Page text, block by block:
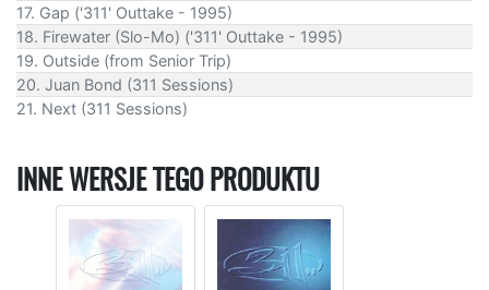
17. Gap ('311' Outtake - 1995)
18. Firewater (Slo-Mo) ('311' Outtake - 1995)
19. Outside (from Senior Trip)
20. Juan Bond (311 Sessions)
21. Next (311 Sessions)
INNE WERSJE TEGO PRODUKTU